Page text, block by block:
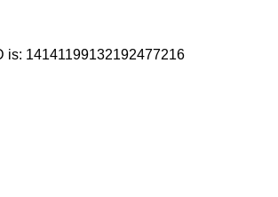
is: 14141199132192477216